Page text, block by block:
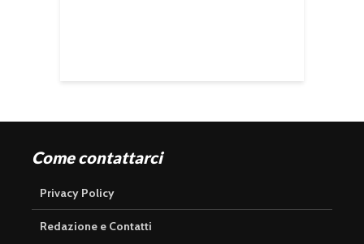
Come contattarci
Privacy Policy
Redazione e Contatti